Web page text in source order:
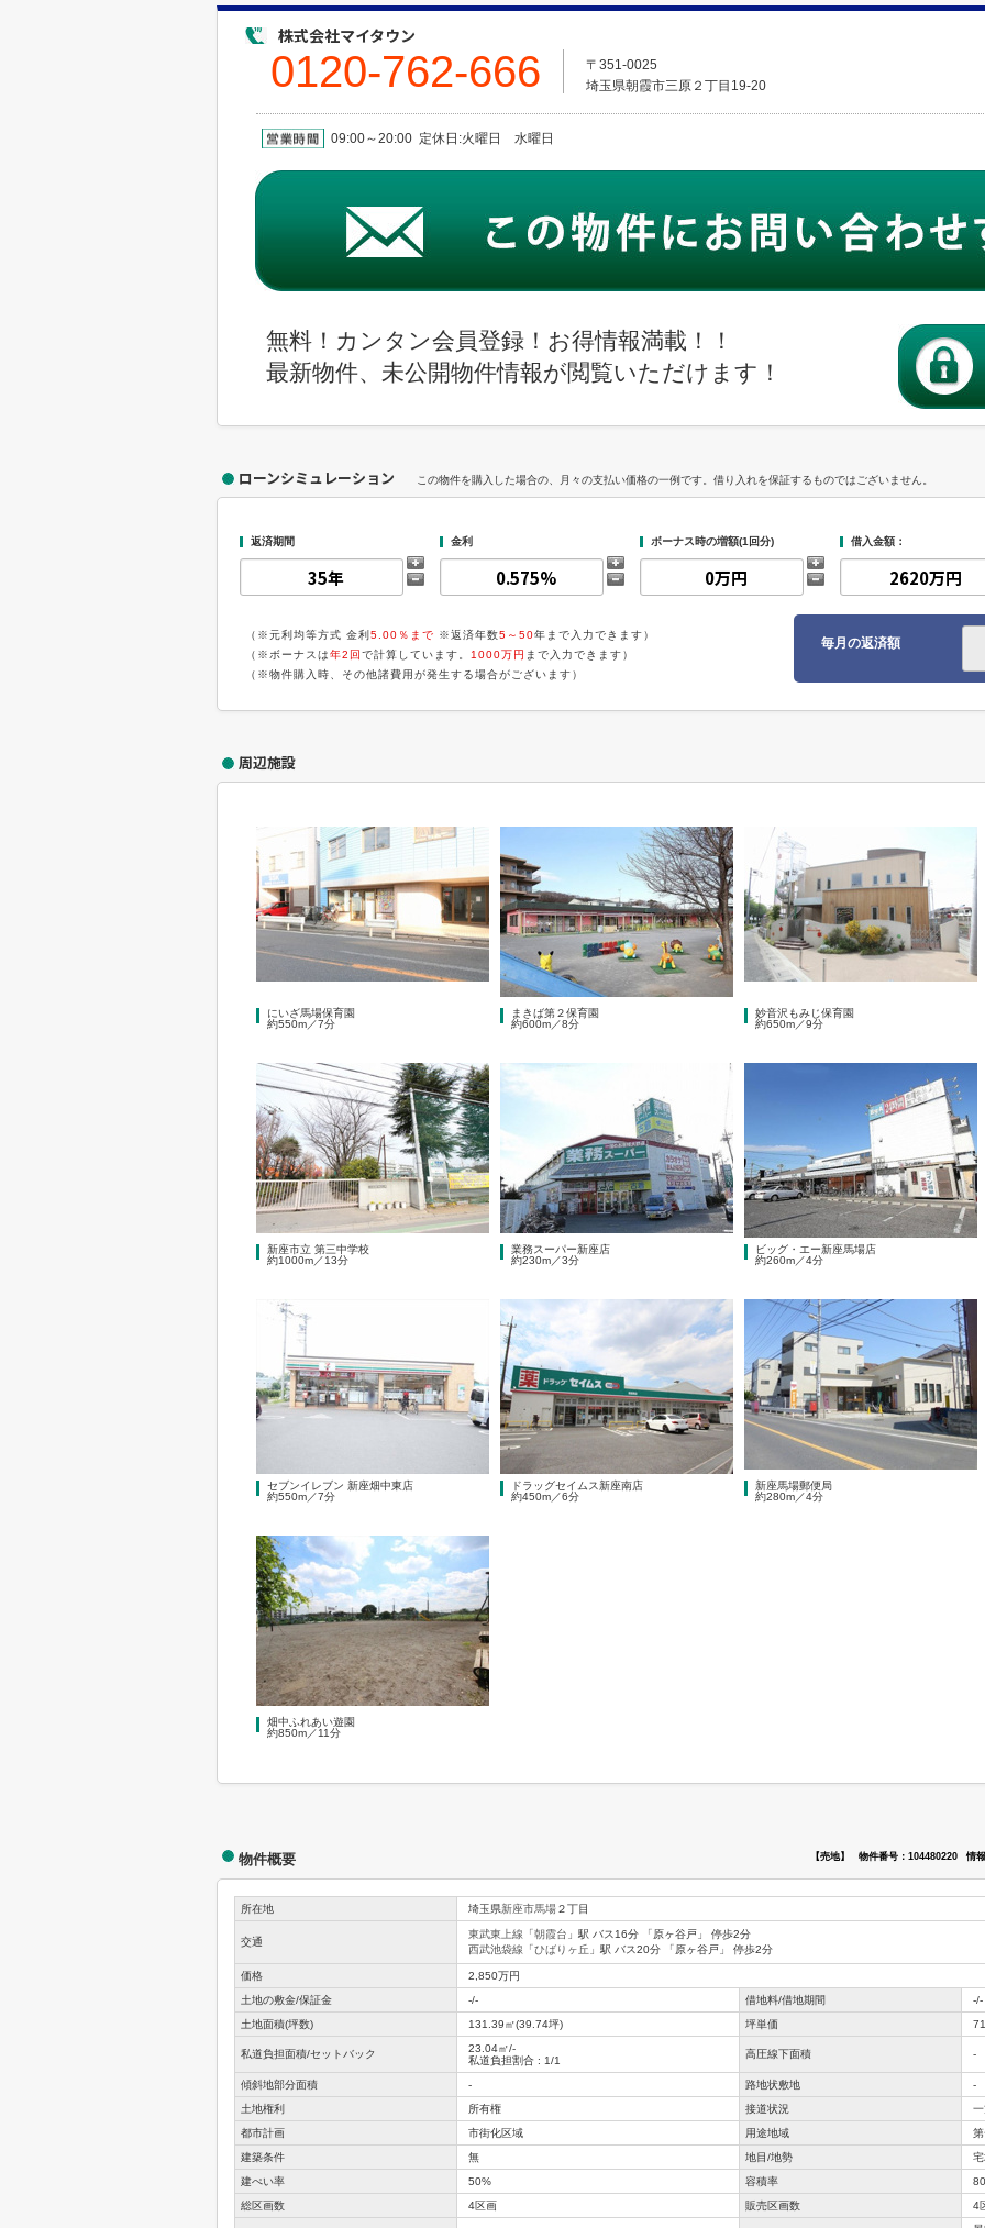
株式会社マイタウン
0120-762-666
〒351-0025
埼玉県朝霞市三原２丁目19-20
09:00～20:00 定休日:火曜日 水曜日
無料！カンタン会員登録！お得情報満載！！
最新物件、未公開物件情報が閲覧いただけます！
ローンシミュレーション この物件を購入した場合の、月々の支払い価格の一例です。借り入れを保証するものではございません。
返済期間 金利 ボーナス時の増額(1回分) 借入金額：
（※元利均等方式 金利 5.00％まで ※返済年数5～50年まで入力できます）
（※ボーナスは年2回 で計算しています。 1000万円 まで入力できます）
（※物件購入時、その他諸費用が発生する場合がございます）
毎月の返済額
周辺施設
にいざ馬場保育園
約550m／7分
まきば第２保育園
約600m／8分
妙音沢もみじ保育園
約650m／9分
新座市立 第三中学校
約1000m／13分
業務スーパー新座店
約230m／3分
ビッグ・エー新座馬場店
約260m／4分
セブンイレブン 新座畑中東店
約550m／7分
ドラッグセイムス新座南店
約450m／6分
新座馬場郵便局
約280m／4分
畑中ふれあい遊園
約850m／11分
物件概要 【売地】 物件番号：104480220 情
所在地 埼玉県新座市馬場２丁目
交通
東武東上線 「 朝霞台 」駅 バス16分 「原ヶ谷戸」 停歩2分
西武池袋線 「 ひばりヶ丘 」駅 バス20分 「原ヶ谷戸」 停歩2分
価格
2,850万円
土地の敷金/保証金
-/- 借地料/借地期間
-/-
土地面積(坪数)
131.39㎡(39.74坪) 坪単価
私道負担面積/セットバック
23.04㎡/-
私道負担割合 : 1/1
高圧線下面積 -
傾斜地部分面積 - 路地状敷地
-
土地権利
所有権 接道状況
都市計画
市街化区域 用途地域
建築条件
無 地目/地勢
建ぺい率
50% 容積率
総区画数
4区画 販売区画数
4